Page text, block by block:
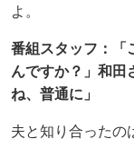
よ。
番組スタッフ：「
んですか？」和田
ね、普通に」
夫と知り合ったの